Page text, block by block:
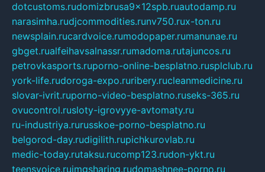
dotcustoms.rudomizbrusa9x12spb.ruautodamp.ru
narasimha.rudjcommodities.runv750.rux-ton.ru
newsplain.rucardvoice.rumodopaper.rumanunae.ru
gbget.rualfeihavsalnassr.rumadoma.rutajuncos.ru
petrovkasports.ruporno-online-besplatno.rusplclub.ru
york-life.rudoroga-expo.ruribery.rucleanmedicine.ru
slovar-ivrit.ruporno-video-besplatno.ruseks-365.ru
ovucontrol.rusloty-igrovyye-avtomaty.ru
ru-industriya.rurusskoe-porno-besplatno.ru
belgorod-day.rudigilith.rupichkurovlab.ru
medic-today.rutaksu.rucomp123.rudon-ykt.ru
teensvoice.ruimgsharing.rudomashnee-porno.ru